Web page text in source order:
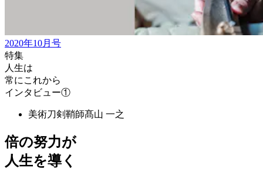
2020年10月号
特集
人生は
常にこれから
インタビュー①
美術刀剣鞘師髙山 一之
倍の努力が
人生を導く